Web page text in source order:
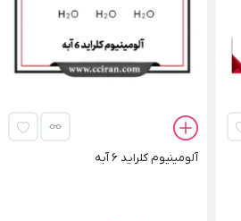
آلومینیوم کلراید 6 آبه